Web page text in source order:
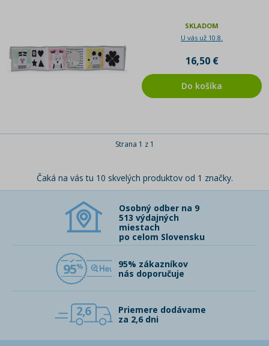
SKLADOM
U vás už 10.8.
16,50 €
Do košíka
Strana 1 z 1
Čaká na vás tu 10 skvelých produktov od 1 značky.
Osobný odber na 9
513 výdajných
miestach
po celom Slovensku
95
95% zákazníkov
nás doporučuje
2,6
Priemere dodávame
za 2,6 dni